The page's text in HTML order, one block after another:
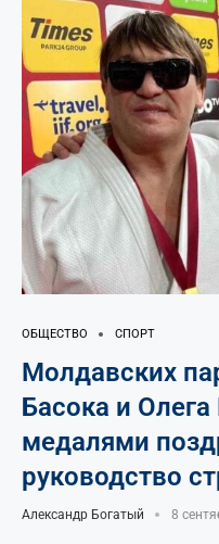
ОБЩЕСТВО СПОРТ
Молдавских
Басока и Олега
медалями
руководство
Александр Богатый 8